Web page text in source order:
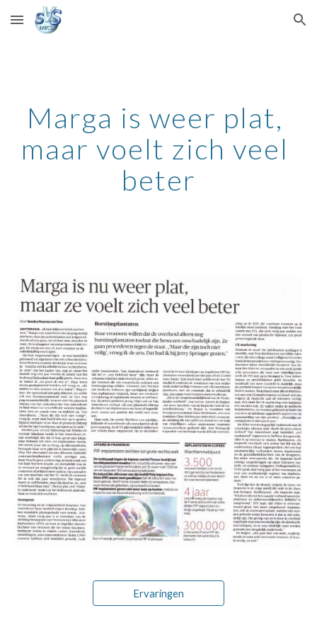
Skip to main content Skip to navigation
Marga is weer plat,
maar voelt zich veel
beter
Ervaringen